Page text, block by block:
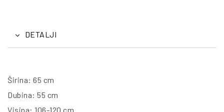
DETALJI
Širina: 65 cm
Dubina: 55 cm
Visina: 106-120 cm